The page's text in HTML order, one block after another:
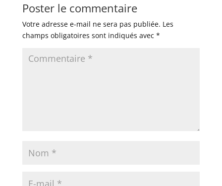
Poster le commentaire
Votre adresse e-mail ne sera pas publiée. Les
champs obligatoires sont indiqués avec *